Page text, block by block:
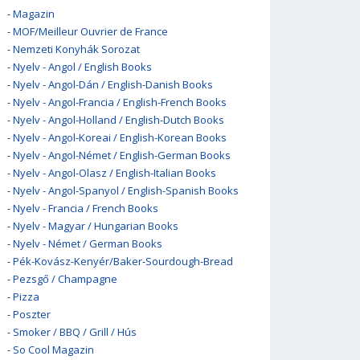
-Magazin
-MOF/Meilleur Ouvrier de France
-Nemzeti Konyhák Sorozat
-Nyelv - Angol / English Books
-Nyelv - Angol-Dán / English-Danish Books
-Nyelv - Angol-Francia / English-French Books
-Nyelv - Angol-Holland / English-Dutch Books
-Nyelv - Angol-Koreai / English-Korean Books
-Nyelv - Angol-Német / English-German Books
-Nyelv - Angol-Olasz / English-Italian Books
-Nyelv - Angol-Spanyol / English-Spanish Books
-Nyelv - Francia / French Books
-Nyelv - Magyar / Hungarian Books
-Nyelv - Német / German Books
-Pék-Kovász-Kenyér/Baker-Sourdough-Bread
-Pezsgő / Champagne
-Pizza
-Poszter
- Smoker / BBQ / Grill / Hús
- So Cool Magazin